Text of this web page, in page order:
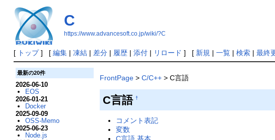
C
https://www.advancesoft.co.jp/wiki/?C
[ トップ] [ 編集| 凍結| 差分| 履歴| 添付| リロード ] [ 新規 | 一覧| 検索| 最終
FrontPage> C/C++> C言語
C言語 †
コメント表記
変数
最新の20件
2026-06-10
EOS
2026-01-21
Docker
2025-09-09
OSS-Memo
2025-06-23
Node.js